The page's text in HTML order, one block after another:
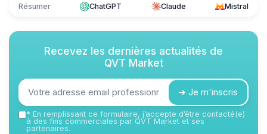
Résumer ChatGPT Claude Mistral
Recevez les dernières actualités de
QVT Market
➔ Je m'inscris
* En remplissant ce formulaire, j’accepte d’être contacté(e)
à des fins commerciales par QVT Market et ses
partenaires.